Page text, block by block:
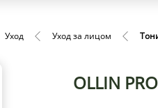
Уход Уход за лицом
OLLIN